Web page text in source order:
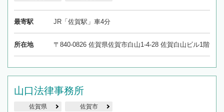
最寄駅 JR「佐賀駅」車4分
所在地 〒840-0826 佐賀県佐賀市白山1-4-28 佐賀白山ビル1階
山口法律事務所
佐賀県 佐賀市